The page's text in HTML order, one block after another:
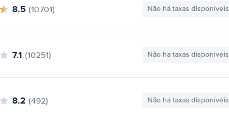
8.5 (10701) Não há taxas disponíveis
7.1 (10251) Não há taxas disponíveis
8.2 (492) Não há taxas disponíveis